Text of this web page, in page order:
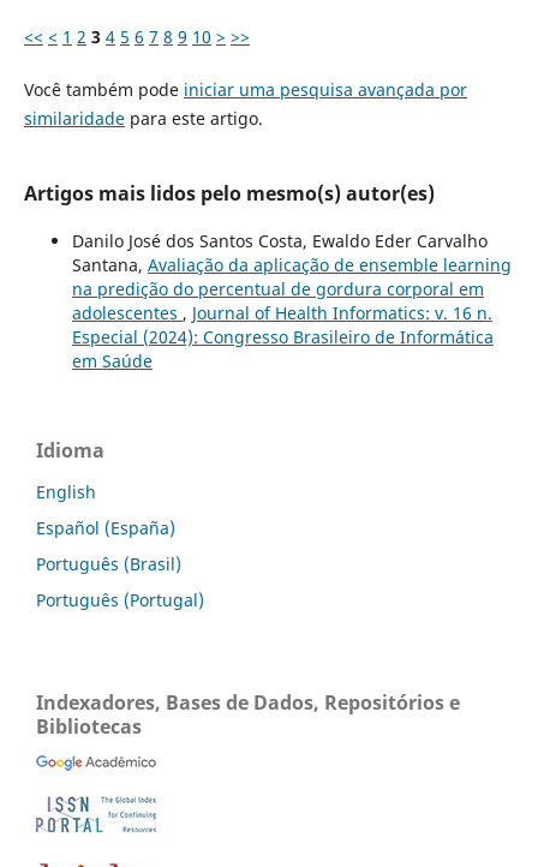
<< < 1 2 3 4 5 6 7 8 9 10 > >>
Você também pode iniciar uma pesquisa avançada por
similaridadepara este artigo.
Artigos mais lidos pelo mesmo(s) autor(es)
Danilo José dos Santos Costa, Ewaldo Eder Carvalho
Santana, Avaliação da aplicação de ensemble learning
na predição do percentual de gordura corporal em
adolescentes , Journal of Health Informatics: v. 16 n.
Especial (2024): Congresso Brasileiro de Informática
em Saúde
Idioma
English
Español (España)
Português (Brasil)
Português (Portugal)
Indexadores, Bases de Dados, Repositórios e
Bibliotecas